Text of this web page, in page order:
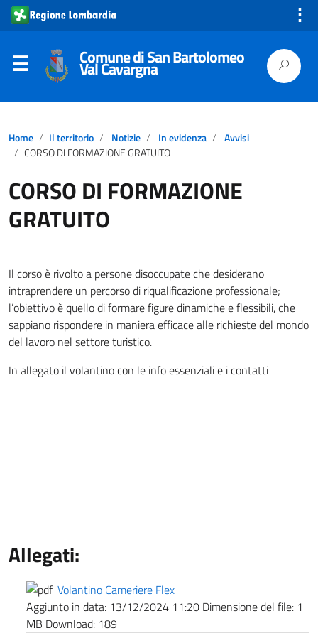
⋮
Comune di San Bartolomeo
Val Cavargna
Home Il territorio Notizie In evidenza
Avvisi
CORSO DI FORMAZIONE GRATUITO
CORSO DI FORMAZIONE
GRATUITO
Il corso è rivolto a persone disoccupate che desiderano
intraprendere un percorso di riqualificazione professionale;
l’obiettivo è quello di formare figure dinamiche e flessibili, che
sappiano rispondere in maniera efficace alle richieste del mondo
del lavoro nel settore turistico.
In allegato il volantino con le info essenziali e i contatti
Allegati:
Volantino Cameriere Flex
Aggiunto in data: 13/12/2024 11:20 Dimensione del file: 1
MB Download: 189